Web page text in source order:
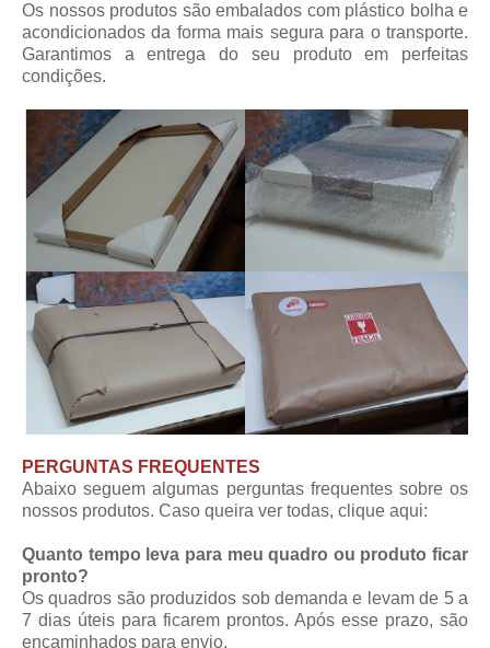
Os nossos produtos são embalados com plástico bolha e
acondicionados da forma mais segura para o transporte.
Garantimos a entrega do seu produto em perfeitas
condições.
PERGUNTAS FREQUENTES
Abaixo seguem algumas perguntas frequentes sobre os
nossos produtos. Caso queira ver todas, clique aqui:
Quanto tempo leva para meu quadro ou produto ficar
pronto?
Os quadros são produzidos sob demanda e levam de 5 a
7 dias úteis para ficarem prontos. Após esse prazo, são
encaminhados para envio.